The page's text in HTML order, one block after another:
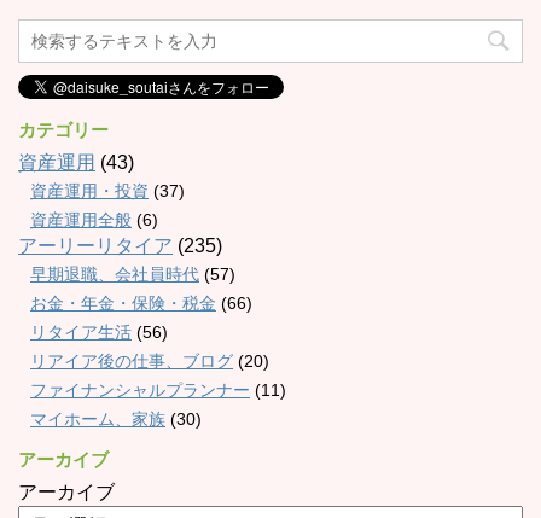
カテゴリー
資産運用 (43)
資産運用・投資 (37)
資産運用全般 (6)
アーリーリタイア (235)
早期退職、会社員時代 (57)
お金・年金・保険・税金 (66)
リタイア生活 (56)
リアイア後の仕事、ブログ (20)
ファイナンシャルプランナー (11)
マイホーム、家族 (30)
アーカイブ
アーカイブ